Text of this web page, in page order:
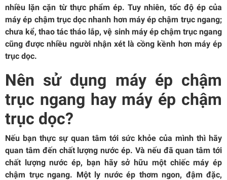
nhiều lặn cặn từ thực phẩm ép. Tuy nhiên, tốc độ ép của
máy ép chậm trục dọc nhanh hơn máy ép chậm trục ngang;
chưa kể, thao tác tháo lắp, vệ sinh máy ép chậm trục ngang
cũng được nhiều người nhận xét là cồng kềnh hơn máy ép
trục dọc.
Nên sử dụng máy ép chậm
trục ngang hay máy ép chậm
trục dọc?
Nếu bạn thực sự quan tâm tới sức khỏe của mình thì hãy
quan tâm đến chất lượng nước ép. Và nếu đã quan tâm tới
chất lượng nước ép, bạn hãy sở hữu một chiếc máy ép
chậm trục ngang. Một ly nước ép thơm ngon, đậm đặc,